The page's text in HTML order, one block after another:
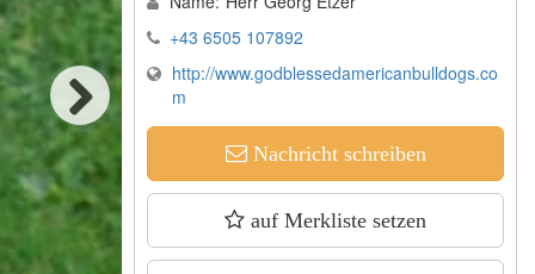
Next
+43 6505 107892
http://www.godblessedamericanbulldogs.co
m
Nachricht schreiben
auf Merkliste setzen